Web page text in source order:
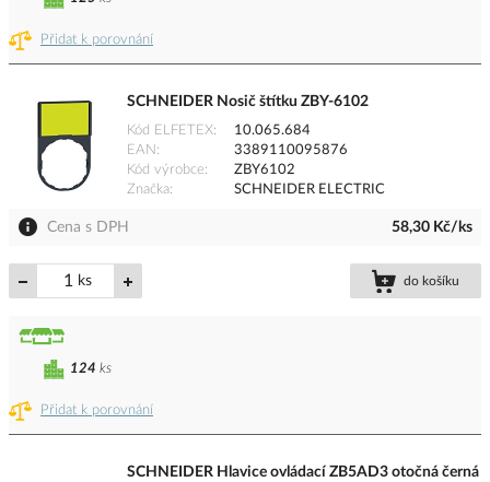
Přidat k porovnání
SCHNEIDER Nosič štítku ZBY-6102
Kód ELFETEX
10.065.684
EAN
3389110095876
Kód výrobce
ZBY6102
Značka
SCHNEIDER ELECTRIC
Cena s DPH 58,30 Kč/ks
ks do košíku
Přidat k porovnání
124 ks
SCHNEIDER Hlavice ovládací ZB5AD3 otočná černá